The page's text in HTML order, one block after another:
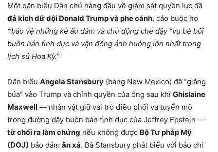
Một dân biểu Dân chủ hàng đầu về giám sát quyền lực đã
đả kích dữ dội Donald Trump và phe cánh, cáo buộc họ
*bảo vệ những kẻ ấu dâm và chủ động che đậy “vụ bê bối
buôn bán tình dục và vận động ảnh hưởng lớn nhất trong
lịch sử Hoa Kỳ.”
Dân biểu Angela Stansbury (bang New Mexico) đã “giáng
búa” vào Trump và chính quyền của ông sau khi Ghislaine
Maxwell — nhân vật giữ vai trò điều phối và tuyển mộ
trong đường dây buôn bán tình dục của Jeffrey Epstein —
từ chối ra làm chứng nếu không được Bộ Tư pháp Mỹ
(DOJ) bảo đảm ân xá. Bà Stansbury phát biểu với báo chí